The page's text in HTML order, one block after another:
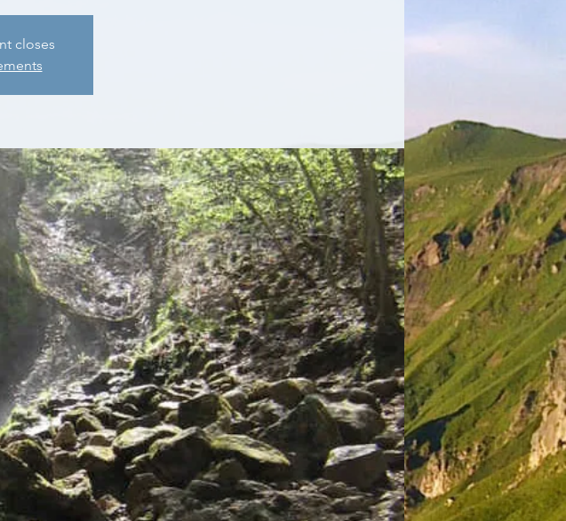
closes